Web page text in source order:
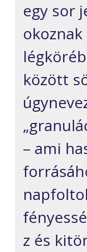
egy sor
között
– ami
z és